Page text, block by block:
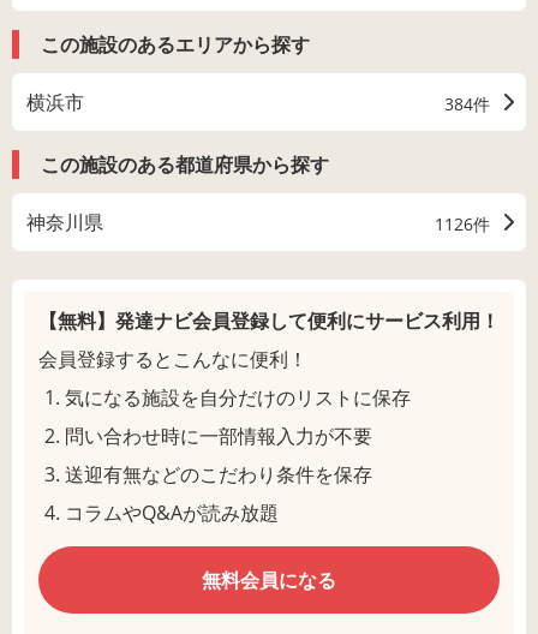
この施設のあるエリアから探す
横浜市 384件
この施設のある都道府県から探す
神奈川県 1126件
【無料】発達ナビ会員登録して便利にサービス利用！
会員登録するとこんなに便利！
気になる施設を自分だけのリストに保存
問い合わせ時に一部情報入力が不要
送迎有無などのこだわり条件を保存
コラムやQ&Aが読み放題
無料会員になる